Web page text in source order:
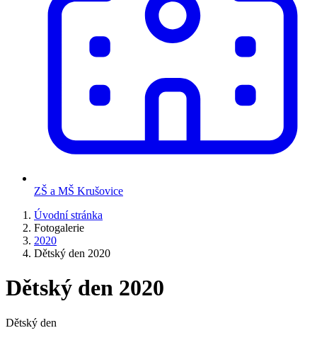
ZŠ a MŠ Krušovice
Úvodní stránka
Fotogalerie
2020
Dětský den 2020
Dětský den 2020
Dětský den